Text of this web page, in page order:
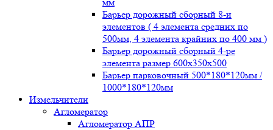
Барьер дорожный сборный 8-и
элементов ( 4 элемента средних по
500мм, 4 элемента крайних по 400 мм )
Барьер дорожный сборный 4-ре
элемента размер 600x350x500
Барьер парковочный 500*180*120мм /
1000*180*120мм
Измельчители
Агломератор
Агломератор АПР